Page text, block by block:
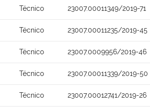
Técnico 23007.00011349/2019-71
Técnico 23007.00011235/2019-45
Técnico 23007.0009956/2019-46
Técnico 23007.00011339/2019-50
Técnico 23007.00012741/2019-26